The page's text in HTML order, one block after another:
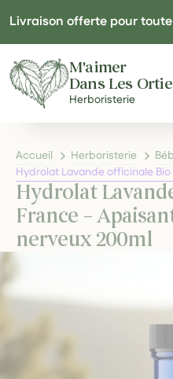
Livraison offerte pour
M'aimer
Dans Les
Herboristerie
Accueil Herboristerie
Hydrolat Lavande officinale
Hydrolat
France –
nerveux 200ml